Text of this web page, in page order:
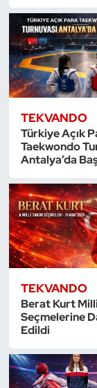
TEKVANDO
Türkiye Açık
Taekwondo
Antalya’da
TEKVANDO
Berat Kurt Milli
Seçmelerine
Edildi
Triatlon
Voleybol
Vücut
Wushu
Yelken
Yüzme